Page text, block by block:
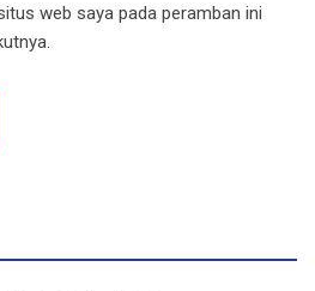
web saya pada peramban ini